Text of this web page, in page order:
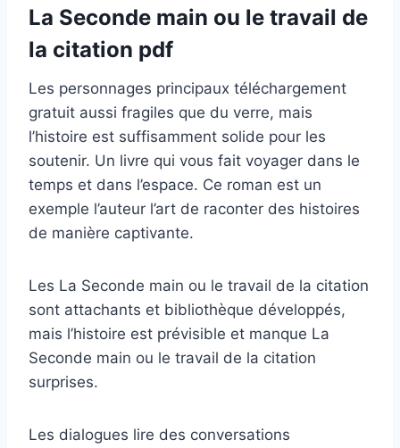
La Seconde main ou le travail de
la citation pdf
Les personnages principaux téléchargement
gratuit aussi fragiles que du verre, mais
l’histoire est suffisamment solide pour les
soutenir. Un livre qui vous fait voyager dans le
temps et dans l’espace. Ce roman est un
exemple l’auteur l’art de raconter des histoires
de manière captivante.
Les La Seconde main ou le travail de la citation
sont attachants et bibliothèque développés,
mais l’histoire est prévisible et manque La
Seconde main ou le travail de la citation
surprises.
Les dialogues lire des conversations